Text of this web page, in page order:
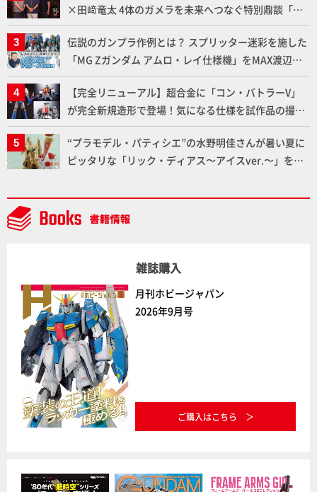
×田﨑竜太 4体のガメラを未来へつなぐ特別鼎談「ガ
メラ永久保存化プロジェクト FINAL」
伝説のガンプラ作例とは？ スプリッター迷彩を施した
「MG Zガンダム アムロ・レイ仕様機」をMAX渡辺が
ふたたび塗る!!【試し読み】
【完全リニューアル】超合金に「コン・バトラーV」
が完全新規造形で登場！気になる仕様を試作品の撮り
下ろしでご紹介!!さらに「大鉄人17」＆「ワンエイ
ト」セット情報もお届け！【超合金の魂】
“プラモデル・パティシエ”の水野明佳さんが暑い夏に
ピッタリな「リック・ディアス〜アイスver.〜」を製
雑誌購入
月刊ホビージャパン
2026年9月号
ご購入はこちら